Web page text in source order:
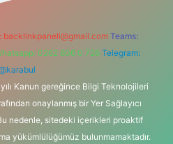
backlinkpaneli@gmail.com Teams:
0262 606 0 726 Telegram:
Kanun gereğince Bilgi Teknolojileri
onaylanmış bir Yer Sağlayıcı
nedenle, sitedeki içerikleri proaktif
yükümlülüğümüz bulunmamaktadır.